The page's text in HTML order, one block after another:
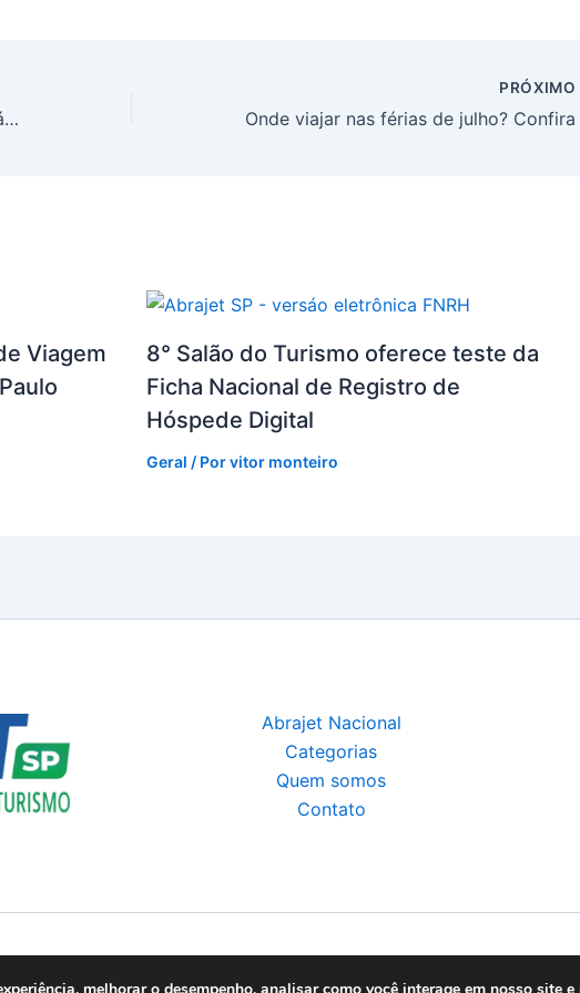
Mercado de mentorias vira setor bilionário no Brasil e impulsiona EdTechs
PRÓXIMO
Viagem
8° Salão do Turismo oferece teste da
Ficha Nacional de Registro de
Hóspede Digital
Geral / Porvitor monteiro
Abrajet Nacional
Categorias
Quem somos
Contato